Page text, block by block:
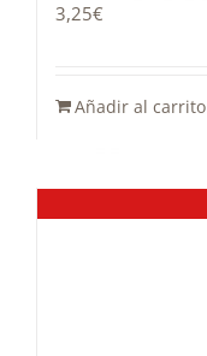
3,25€
Añadir al carrito